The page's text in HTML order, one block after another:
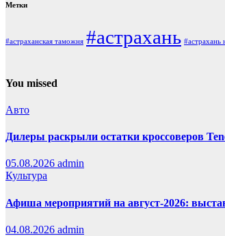
Метки
#астраханская таможня #астрахань #астрахань
You missed
Авто
Дилеры раскрыли остатки кроссоверов
05.08.2026 admin
Культура
Афиша мероприятий на август-2026:
04.08.2026 admin